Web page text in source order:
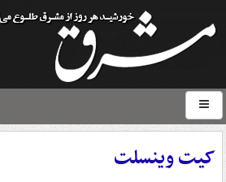
کیت وینسلت